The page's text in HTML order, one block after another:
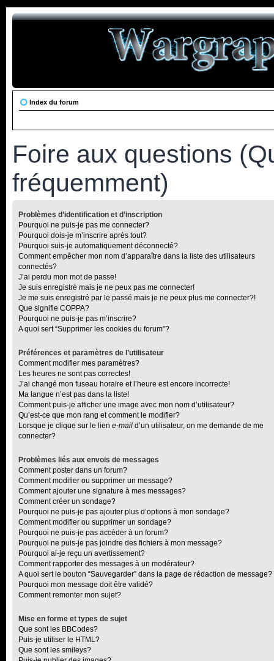
Index du forum
Foire aux questions
fréquemment)
Problèmes d’identification et d’inscription
Pourquoi ne puis-je pas me connecter?
Pourquoi dois-je m’inscrire après tout?
Pourquoi suis-je automatiquement déconnecté?
Comment empêcher mon nom d’apparaître dans la liste des utilisateurs
connectés?
J’ai perdu mon mot de passe!
Je suis enregistré mais je ne peux pas me connecter!
Je me suis enregistré par le passé mais je ne peux plus me connecter?!
Que signifie COPPA?
Pourquoi ne puis-je pas m’inscrire?
A quoi sert “Supprimer les cookies du forum”?
Préférences et paramètres de l’utilisateur
Comment modifier mes paramètres?
Les heures ne sont pas correctes!
J’ai changé mon fuseau horaire et l’heure est encore incorrecte!
Ma langue n’est pas dans la liste!
Comment puis-je afficher une image avec mon nom d’utilisateur?
Qu’est-ce que mon rang et comment le modifier?
Lorsque je clique sur le lien e-mail d’un utilisateur, on me demande de me
connecter?
Problèmes liés aux envois de messages
Comment poster dans un forum?
Comment modifier ou supprimer un message?
Comment ajouter une signature à mes messages?
Comment créer un sondage?
Pourquoi ne puis-je pas ajouter plus d’options à mon sondage?
Comment modifier ou supprimer un sondage?
Pourquoi ne puis-je pas accéder à un forum?
Pourquoi ne puis-je pas joindre des fichiers à mon message?
Pourquoi ai-je reçu un avertissement?
Comment rapporter des messages à un modérateur?
A quoi sert le bouton “Sauvegarder” dans la page de rédaction de message?
Pourquoi mon message doit être validé?
Comment remonter mon sujet?
Mise en forme et types de sujet
Que sont les BBCodes?
Puis-je utiliser le HTML?
Que sont les smileys?